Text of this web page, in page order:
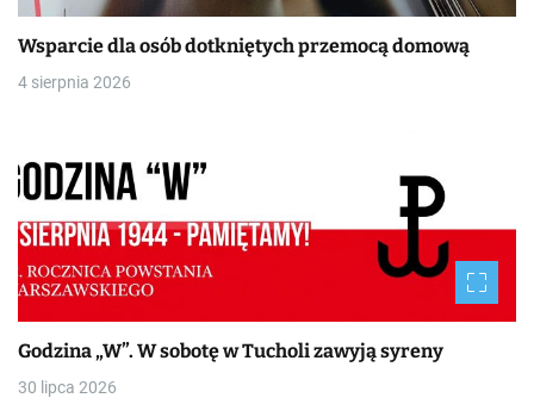
Wsparcie dla osób dotkniętych przemocą domową
4 sierpnia 2026
Godzina „W”. W sobotę w Tucholi zawyją syreny
30 lipca 2026